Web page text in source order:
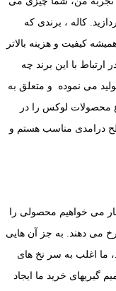
کاله ، برندی که
کیفیت و هزینه بالاتر
با این برند چه
می نموده و متعلق به
محصولات لوکس را در
درامدی مناسب هستم و
می خواهیم محصولی را
می دهند. به جز آن هایی
ما اغلب به سر نخ های
گیریهای خرید ما ایجاد